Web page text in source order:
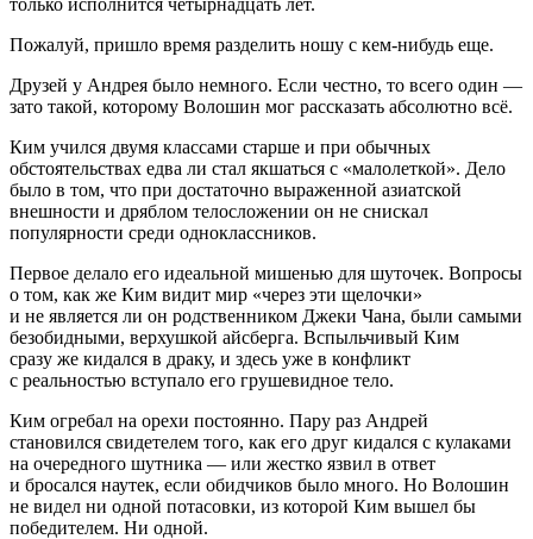
Пожалуй, пришло время разделить ношу с кем-нибудь еще.
Друзей у Андрея было немного. Если честно, то всего один —
зато такой, которому Волошин мог рассказать абсолютно всё.
Ким учился двумя классами старше и при обычных
обстоятельствах едва ли стал якшаться с «малолеткой». Дело
было в том, что при достаточно выраженной азиатской
внешности и дряблом телосложении он не снискал
популярности среди одноклассников.
Первое делало его идеальной мишенью для шуточек. Вопросы
о том, как же Ким видит мир «через эти щелочки»
и не является ли он родственником Джеки Чана, были самыми
безобидными, верхушкой айсберга. Вспыльчивый Ким
сразу же кидался в драку, и здесь уже в конфликт
с реальностью вступало его грушевидное тело.
Ким огребал на орехи постоянно. Пару раз Андрей
становился свидетелем того, как его друг кидался с кулаками
на очередного шутника — или жестко язвил в ответ
и бросался наутек, если обидчиков было много. Но Волошин
не видел ни одной потасовки, из которой Ким вышел бы
победителем. Ни одной.